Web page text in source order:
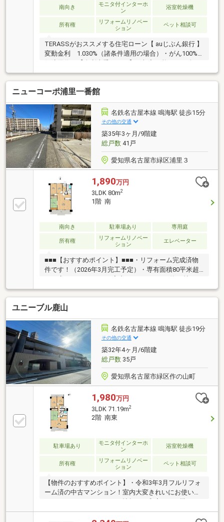
南向き
モニタ付インターホ
ン
浴室乾燥機
所有権
リフォームリノベー
ション
ペット相談可
TERASSがおススメする住宅ローン【 auじぶん銀行 】
変動金利 1.030%（諸条件適用の場合）・がん100%
保障団信が【金利上乗せなし】で加入可能！・頭金0
円でも可能！・諸費用も、物件価格の10%までは融資
可能！※2026年8月現在■徒歩10分圏内に買い物施設や
病院が揃い、生活のしやすい住環境です■生活シーン
に合わせて、和室とLDの一体利用が可能な間取り■全
居室収納有り■IHクッキングヒーター・食洗機付き■防
犯面に配慮されたオートロック・防犯カメラあり■不
在時に便利な宅配ボックス【リフォーム内容】〇ユニ
ットバス新規交換〇クロス張替〇ハウスクリーニング
他
ニューコーポ浦里一番館
名鉄名古屋本線 鳴海駅 徒歩15分
その他の交通
築35年3ヶ月/9階建
総戸数41戸
愛知県名古屋市緑区浦里３
1,890万円
3LDK 80m2
1階 南
南向き 駐車場あり 専用庭
所有権
リフォームリノベー
ション
エレベーター
■■■【おすすめポイント】■■■・リフォーム完成済物
件です！（2026年3月完工予定）・専有面積80平米超
えの広々とした3LDKの室内です！・LDKは約20帖！ゆ
ったりとした家族団らんの時間を過ごすことができま
すね♪・和室付き物件！来客時にも使用できて便利で
す◎・ペット飼育可能！（規約有）大切なペットと一
緒にお過ごしください！・専用庭使用可能！家庭菜園
など使用用途は様々です！・ご内覧、ご希望は是非ナ
カジツまでご相談ください！■■■【周辺環境】■■■・
浦里小学校 徒歩約10分・千鳥丘中学校 徒歩約19
分・なるぱーく 徒歩約1分・ファミリーマート緑浦
里四丁目店 徒歩約3分
ユニーブル鹿山
名鉄名古屋本線 鳴海駅 徒歩19分
その他の交通
築32年4ヶ月/6階建
総戸数35戸
愛知県名古屋市緑区作の山町
1,980万円
3LDK 71.19m2
2階 南東
駐車場あり
モニタ付インターホ
ン
浴室乾燥機
所有権
リフォームリノベー
ション
ペット相談可
【物件のおすすめポイント】・令和3年3月フルリフォ
ーム済の中古マンション！室内大変きれいにお使いい
りお子様の遊び場としても使用できます。・2面バル